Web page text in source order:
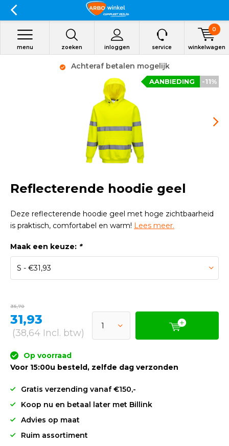
zoeken inloggen
menu service winkelwagen
0
Achteraf betalen mogelijk
-11%
AANBIEDING
Reflecterende hoodie geel
Deze reflecterende hoodie geel met hoge zichtbaarheid
is praktisch, comfortabel en warm! Lees meer.
Maak een keuze: *
35,70
31,93
(38,64 Incl. btw)
Op voorraad
Voor 15:00u besteld, zelfde dag verzonden
Gratis verzending vanaf €150,-
Koop nu en betaal later met Billink
Advies op maat
Ruim assortiment